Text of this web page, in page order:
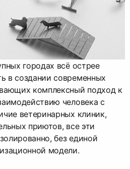
городах всё острее
в создании современных
комплексный подход к
человека с
ветеринарных клиник,
приютов, все эти
без единой
модели.